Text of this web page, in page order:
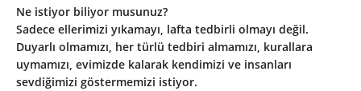
Ne istiyor biliyor musunuz?
Sadece ellerimizi yıkamayı, lafta tedbirli olmayı değil.
Duyarlı olmamızı, her türlü tedbiri almamızı, kurallara
uymamızı, evimizde kalarak kendimizi ve insanları
sevdiğimizi göstermemizi istiyor.